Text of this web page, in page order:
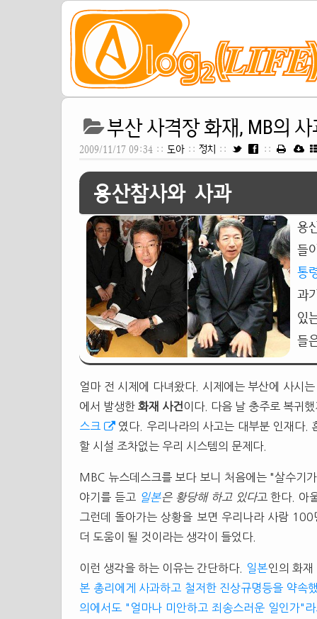
부산 사격장 화재, MB의
2009/11/17 09:34 :: 도아 :: 정치 :: ::
용산참사와 사과
용
들
통
과
있
들
얼마 전 시제에 다녀왔다. 시제에는 부산에 사시
에서 발생한 화재 사건이다. 다음 날 충주로 복귀
스크
였다. 우리나라의 사고는 대부분 인재다.
할 시설 조차없는 우리 시스템의 문제다.
MBC 뉴스데스크를 보다 보니 처음에는 "살수기
야기를 듣고
일본은 황당해 하고 있다고 한다. 아
그런데 돌아가는 상황을 보면 우리나라 사람
더 도움이 될 것이라는 생각이 들었다.
이런 생각을 하는 이유는 간단하다. 일본인의 화
본 총리에게 사과하고 철저한 진상규명등을 약속
의에서도 "얼마나 미안하고 죄송스러운 일인가"